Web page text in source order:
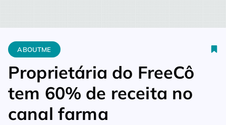
Home Aboutme Proprietária do FreeCô tem 60% de receita
ABOUTME
Proprietária do FreeCô
tem 60% de receita no
canal farma